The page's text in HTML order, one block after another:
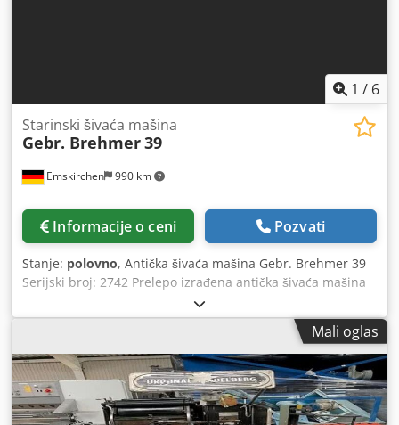
1 / 6
Emskirchen 990 km
Starinski šivaća mašina
Gebr. Brehmer39
Informacije o ceni Pozvati
Stanje: polovno, Antička šivaća mašina Gebr. Brehmer 39
Serijski broj: 2742 Prelepo izrađena antička šivaća mašina
Dksdswtw Dgopfx Agyjr Online video-inspekcija putem
WhatsApp-a - MS Zoom - Telegram Na lageru u
Emskirchenu/Nirnbergu - Dostupna odmah - Mogućnost
probe
Mali oglas